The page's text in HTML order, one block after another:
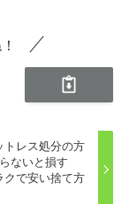
トレス処分の方
ないと損す
クで安い捨て方